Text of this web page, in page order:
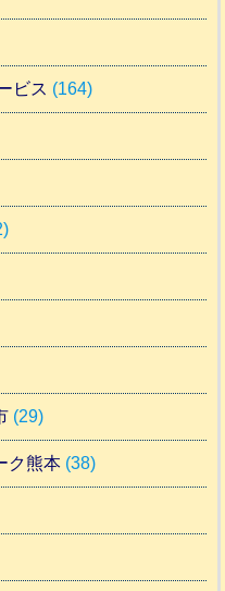
ビス (164)
(29)
ク熊本 (38)